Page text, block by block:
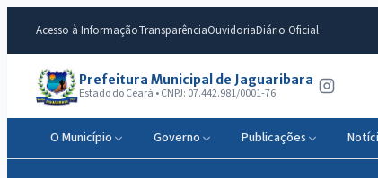
Acesso à InformaçãoTransparênciaOuvidoriaDiário Oficial
Prefeitura Municipal de Jaguaribara
Estado do Ceará • CNPJ: 07.442.981/0001-76
O Município Governo Publicações